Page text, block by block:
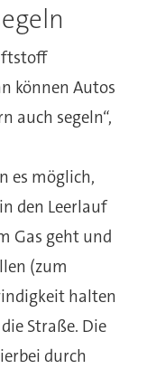
können Autos
auch segeln“,
es möglich,
den Leerlauf
Gas geht und
(zum
halten
Straße. Die
durch